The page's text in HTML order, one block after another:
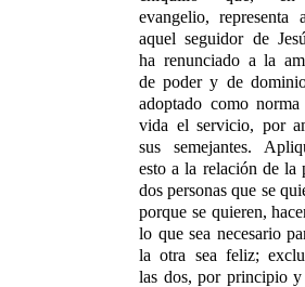
evangelio, representa
aquel seguidor de
ha renunciado a la
de poder y de
adoptado como
vida el servicio, por
sus semejantes.
esto a la relación de la
dos personas que se
porque se quieren,
lo que sea necesario
la otra sea feliz;
las dos, por principio y